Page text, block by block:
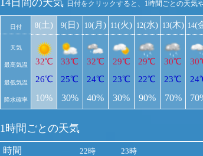
14日間の天気 日付をクリックすると、1時間ごとの天気
日付
天気
最高気温
最低気温
降水確率
8(土)
32℃
26℃
10%
9(日)
33℃
25℃
30%
10(月)
32℃
24℃
40%
11(火)
29℃
23℃
30%
12(水)
29℃
22℃
90%
13(木)
30℃
23℃
70%
14(
1時間ごとの天気
時間 22時 23時